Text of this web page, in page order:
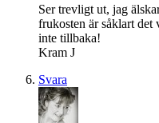
Ser trevligt ut, jag
frukosten är såklart
inte tillbaka!
Kram J
Svara